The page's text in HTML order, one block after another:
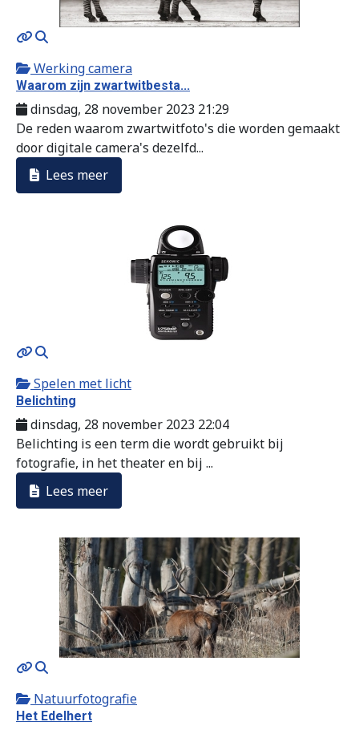
MOD_JTCS_VIEW_ARTICLE_LINK
Werking camera
Waarom zijn zwartwitbesta...
dinsdag, 28 november 2023 21:29
De reden waarom zwartwitfoto's die worden gemaakt
door digitale camera's dezelfd...
Lees meer
MOD_JTCS_VIEW_ARTICLE_LINK
Spelen met licht
Belichting
dinsdag, 28 november 2023 22:04
Belichting is een term die wordt gebruikt bij
fotografie, in het theater en bij ...
Lees meer
MOD_JTCS_VIEW_ARTICLE_LINK
Natuurfotografie
Het Edelhert